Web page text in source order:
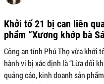
Khởi tố 21 bị can liên
phẩm “Xương khớp bà
Công an tỉnh Phú Thọ vừa khởi
hành vi bị xác định là “Lừa dối
quảng cáo, kinh doanh sản